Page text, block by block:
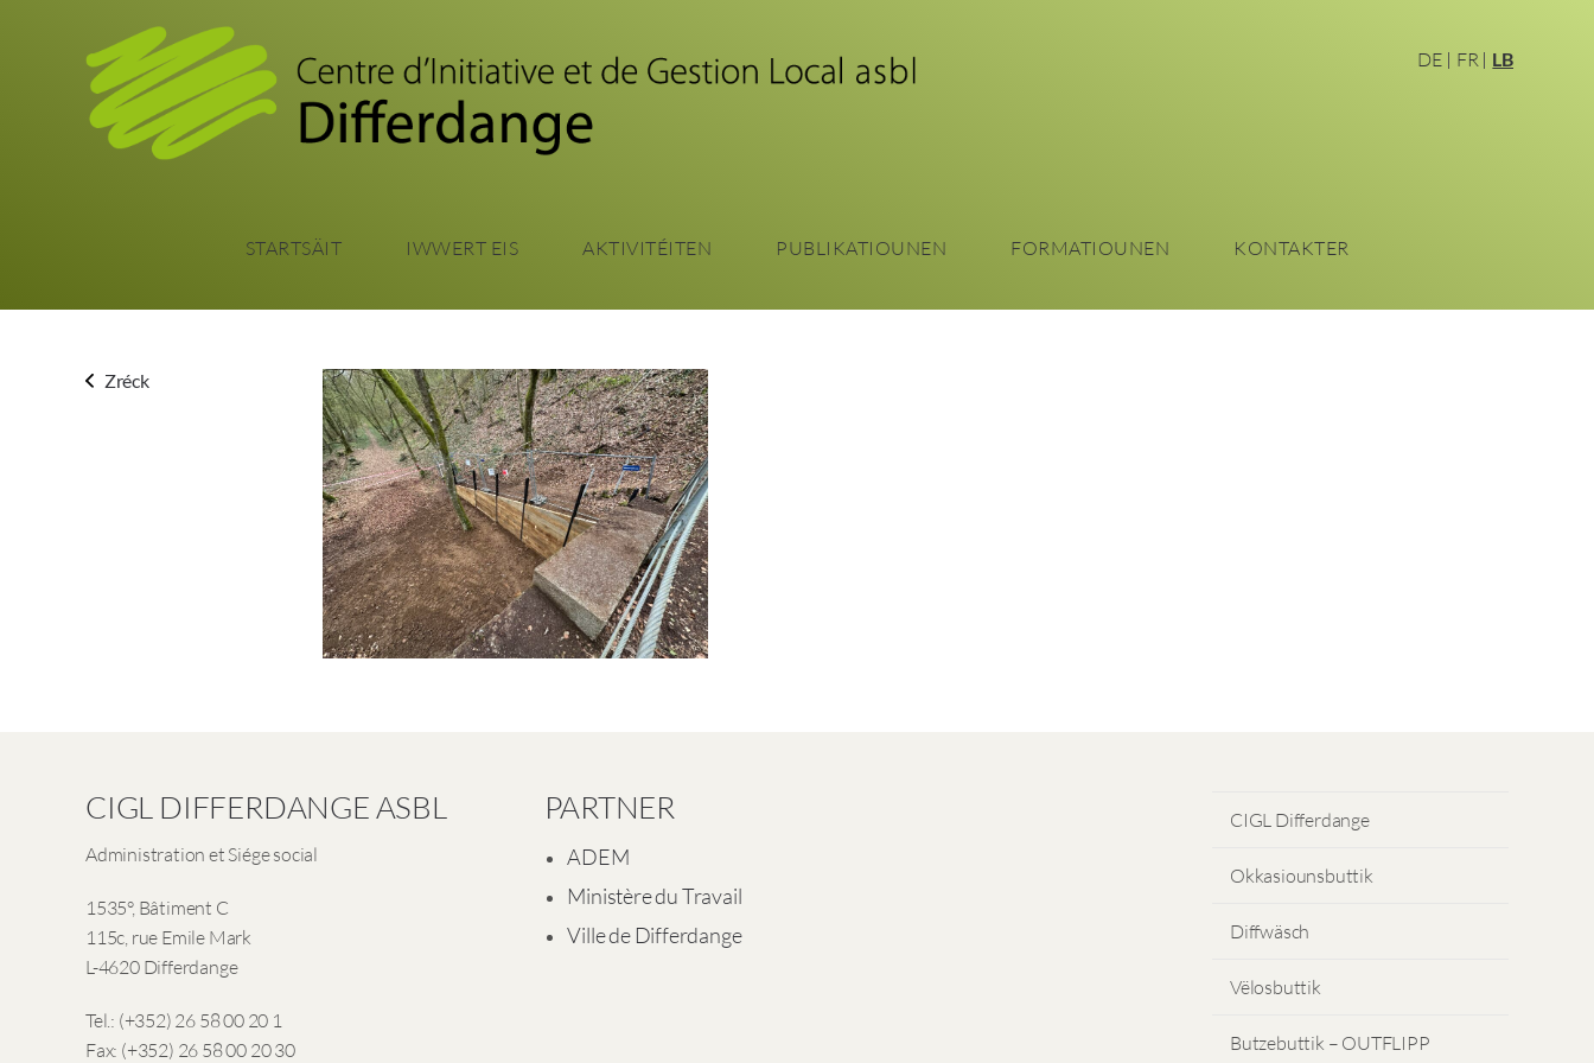
sprangen
DE FR LB
STARTSÄIT IWWERT EIS AKTIVITÉITEN PUBLIKATIOUNEN FORMATIOUNEN KONTAKTER
Zréck
CIGL DIFFERDANGE ASBL
Administration et Siége social
1535°, Bâtiment C
115c, rue Emile Mark
L-4620 Differdange
Tel.: (+352) 26 58 00 20 1
Fax: (+352) 26 58 00 20 30
PARTNER
ADEM
Ministère du Travail
Ville de Differdange
CIGL Differdange
Okkasiounsbuttik
Diffwäsch
Vëlosbuttik
Butzebuttik – OUTFLIPP